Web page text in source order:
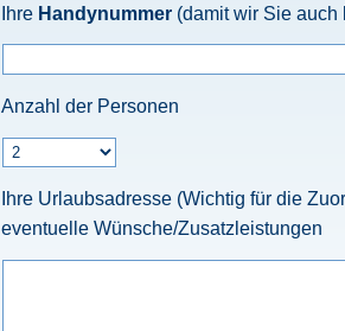
Ihre Handynummer (damit wir Sie auch
Anzahl der Personen
Ihre Urlaubsadresse (Wichtig für die
eventuelle Wünsche/Zusatzleistungen